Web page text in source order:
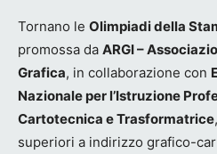
Tornano le Olimpiadi della
promossa da ARGI –
Grafica, in collaborazione con
Nazionale per l’Istruzione
Cartotecnica e Trasformatrice
superiori a indirizzo grafico-